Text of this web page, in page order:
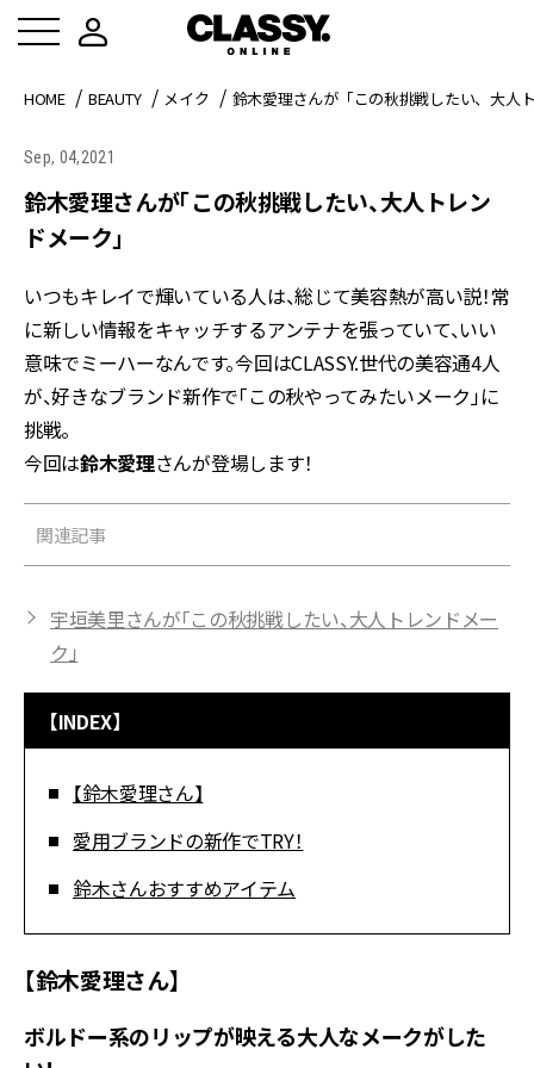
HOME BEAUTY メイク 鈴木愛理さんが「この秋挑戦したい、大人
Sep, 04,2021
鈴木愛理さんが「この秋挑戦したい、大人トレン
ドメーク」
いつもキレイで輝いている人は、総じて美容熱が高い説！常
に新しい情報をキャッチするアンテナを張っていて、いい
意味でミーハーなんです。今回はCLASSY.世代の美容通4人
が、好きなブランド新作で「この秋やってみたいメーク」に
挑戦。
今回は鈴木愛理さんが登場します！
関連記事
宇垣美里さんが「この秋挑戦したい、大人トレンドメー
ク」
【INDEX】
【鈴木愛理さん】
愛用ブランドの新作でTRY！
鈴木さんおすすめアイテム
【鈴木愛理さん】
ボルドー系のリップが映える大人なメークがした